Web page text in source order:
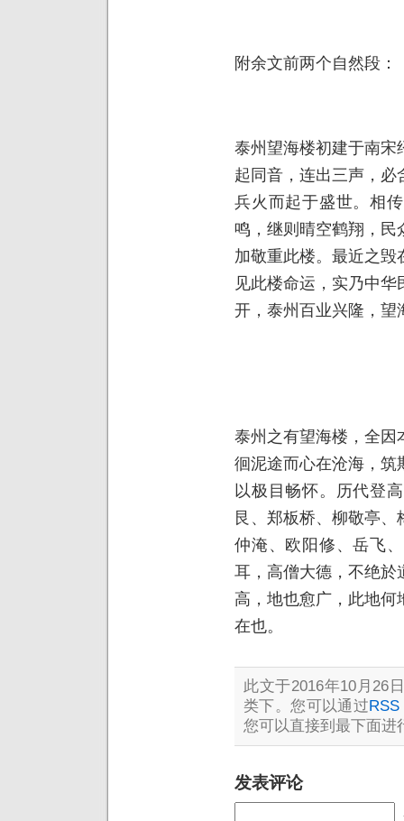
附余文前两个自然段：
泰州望海楼初建于南宋
起同音，连出三声，
兵火而起于盛世。相
鸣，继则晴空鹤翔，民
加敬重此楼。最近之
见此楼命运，实乃中
开，泰州百业兴隆，望
泰州之有望海楼，全因
徊泥途而心在沧海，筑
以极目畅怀。历代登
艮、郑板桥、柳敬亭
仲淹、欧阳修、岳飞
耳，高僧大德，不绝於
高，地也愈广，此地
在也。
此文于2016年10月26
类下。您可以通过RSS
您可以直接到最下面进
发表评论